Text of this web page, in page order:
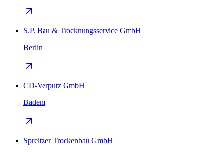
S.P. Bau & Trocknungsservice GmbH
Berlin
CD-Verputz GmbH
Badem
Spreitzer Trockenbau GmbH